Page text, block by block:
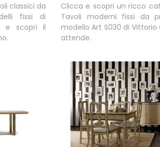
classici da
fissi di
e scopri il
Clicca e scopri un ricco
Tavoli moderni fissi da
modello Art S030 di Vittorio
attende.